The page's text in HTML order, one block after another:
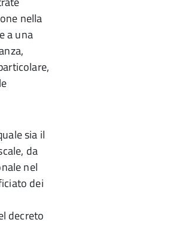
nella
a una
sia il
da
nel
dei
decreto